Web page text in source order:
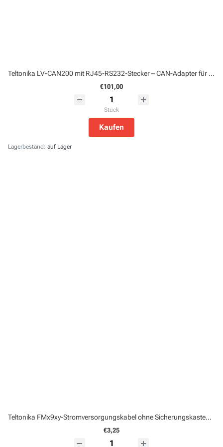
Teltonika LV-CAN200 mit RJ45-RS232-Stecker – CAN-Adapter für Leichtfahrzeuge
€101,00
Stück
Kaufen
Lagerbestand: auf Lager
Teltonika FMx9xy-Stromversorgungskabel ohne Sicherungskasten (PGWS00006010)
€3,25